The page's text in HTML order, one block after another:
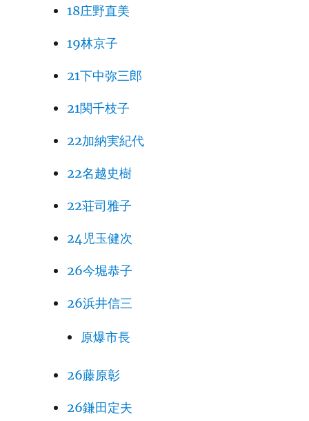
18庄野直美
19林京子
21下中弥三郎
21関千枝子
22加納実紀代
22名越史樹
22荘司雅子
24児玉健次
26今堀恭子
26浜井信三
原爆市長
26藤原彰
26鎌田定夫